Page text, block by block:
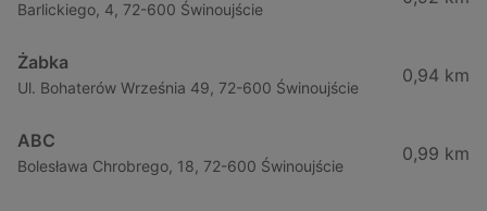
Barlickiego, 4, 72-600 Świnoujście
Żabka
Ul. Bohaterów Września 49, 72-600 Świnoujście
0,94 km
ABC
Bolesława Chrobrego, 18, 72-600 Świnoujście
0,99 km